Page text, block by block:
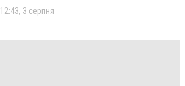
12:43, 3 серпня